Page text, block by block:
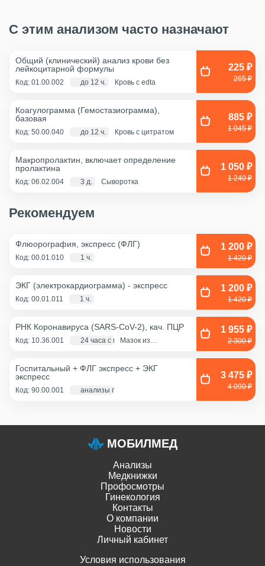
С этим анализом часто назначают
Общий (клинический) анализ крови без
лейкоцитарной формулы
Код: 01.00.002 до 12 ч. Кровь с edta
225 ₽
265 ₽
Коагулограмма (Гемостазиограмма),
базовая
Код: 50.00.040 до 12 ч. Кровь с цитратом
885 ₽
1 045 ₽
Макропролактин, включает определение
пролактина
Код: 06.02.004 3 д. Сыворотка
1 050 ₽
1 240 ₽
Рекомендуем
Флюорография, экспресс (ФЛГ)
Код: 00.01.010 1 ч.
1 200 ₽
1 420 ₽
ЭКГ (электрокардиограмма) - экспресс
Код: 00.01.011 1 ч.
1 200 ₽
1 420 ₽
РНК Коронавируса (SARS-CoV-2), кач. ПЦР
Код: 10.36.001 24 часа с момента взятия биоматериала
Мазок из
1 955 ₽
2 300 ₽
Госпитальный + ФЛГ экспресс + ЭКГ
экспресс
Код: 90.00.001 анализы по крови - 1 д., экг и флг - 1 час
3 475 ₽
4 090 ₽
МОБИЛМЕД
Анализы
Медкнижки
Профосмотры
Гинекология
Контакты
О компании
Новости
Личный кабинет
Условия использования